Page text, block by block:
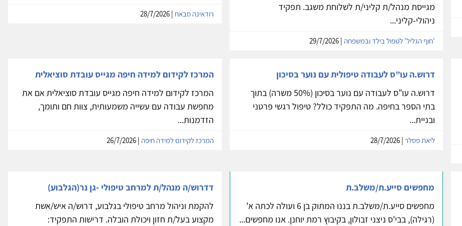
מגייסת מנהל/ת קליני/ת לשלוחת משגב. תפקיד
ניהולי-קליני...
'חוף הגליל' לטפול בילד ובמשפחה
רודאינה סבאח | 28/7/2026
דרוש.ה עו”ס לעבודה טיפולית עם נוער בסיכון
דרוש.ה עו”ס לעבודה עם נוער בסיכון (50% משרה) בתוך
בתי הספר בחיפה. מה התפקיד כולל? טיפול רגשי פרטני
ובניית...
ליאת פסלר| 28/7/2026
המרכז לקידום למידה חיפה מגייס עובדת סוציאלית
המרכז לקידום למידה חיפה מגייס עובדת סוציאלית אם את
מחפשת עבודה עם עשייה משמעותית, צוות חם ותומך,
הזדמנות...
המרכז לקידום למידה חיפה | 26/7/2026
מחפשים סייע.ת/משלב.ת
מחפשים סייע.ת/משלב.ת בננו המתוק בן 6 ועולה לכתה א'
(רגילה), בבי'ס ניצני זבולון, בקיבוץ רמת יוחנן. אנו מחפשים...
דדרוש/ה מנהל/ת למרחב טיפולי -גן נר(הגלבוע)
להקמת וניהול מרחב טיפולי בגלבוע, דרוש/ה איש/אשת
מקצוע בעל/ת חזון ויכולת הובלה. דרישות התפקיד: